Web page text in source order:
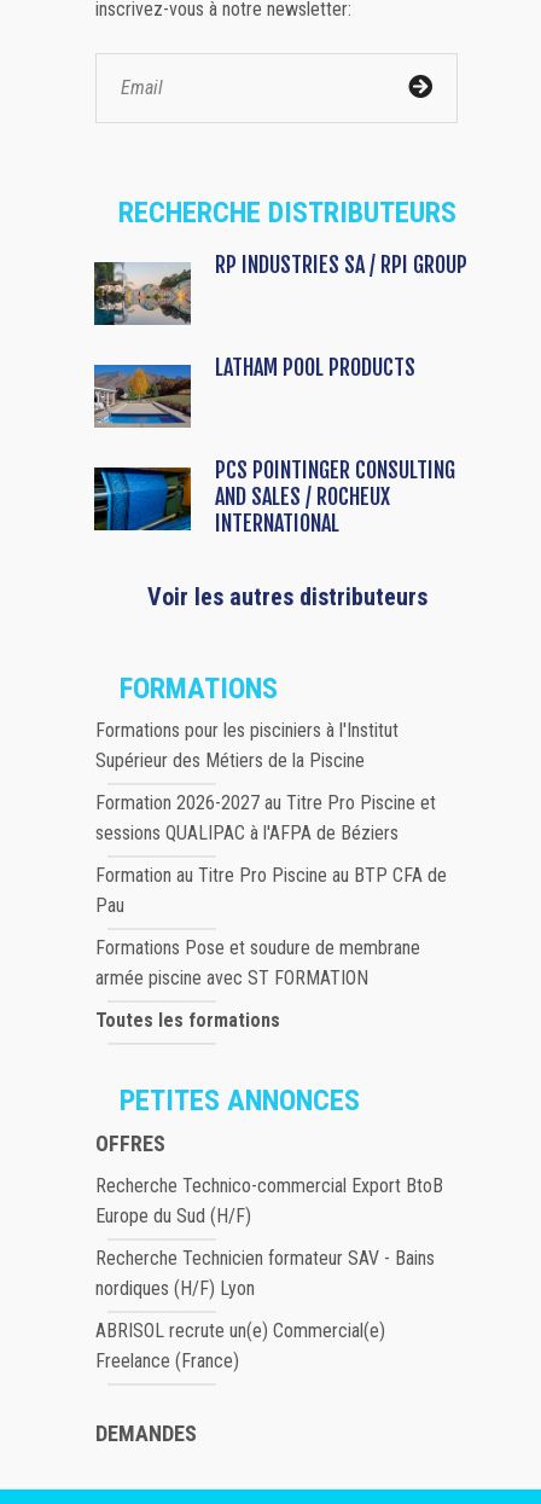
inscrivez-vous à notre newsletter:
RECHERCHE DISTRIBUTEURS
RP INDUSTRIES SA / RPI GROUP
LATHAM POOL PRODUCTS
PCS POINTINGER CONSULTING
AND SALES / ROCHEUX
INTERNATIONAL
Voir les autres distributeurs
FORMATIONS
Formations pour les pisciniers à l'Institut
Supérieur des Métiers de la Piscine
Formation 2026-2027 au Titre Pro Piscine et
sessions QUALIPAC à l'AFPA de Béziers
Formation au Titre Pro Piscine au BTP CFA de
Pau
Formations Pose et soudure de membrane
armée piscine avec ST FORMATION
Toutes les formations
PETITES ANNONCES
OFFRES
Recherche Technico-commercial Export BtoB
Europe du Sud (H/F)
Recherche Technicien formateur SAV - Bains
nordiques (H/F) Lyon
ABRISOL recrute un(e) Commercial(e)
Freelance (France)
DEMANDES